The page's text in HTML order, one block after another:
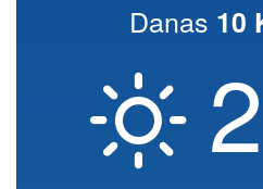
Danas 10